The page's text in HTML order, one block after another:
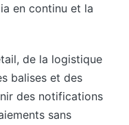
en continu et la
de la logistique
balises et des
des notifications
sans